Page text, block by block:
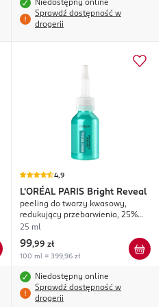
Niedostępny online
Sprawdź dostępność w
drogerii
4,9
L'ORÉAL PARIS Bright Reveal
peeling do twarzy kwasowy,
redukujący przebarwienia, 25%
[AHA+BHA+PHA]
25 ml
99,99 zł
100 ml = 399,96 zł
Niedostępny online
Sprawdź dostępność w
drogerii